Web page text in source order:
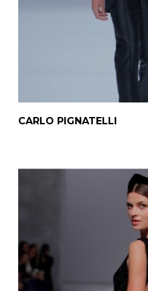
CARLO PIGNATELLI